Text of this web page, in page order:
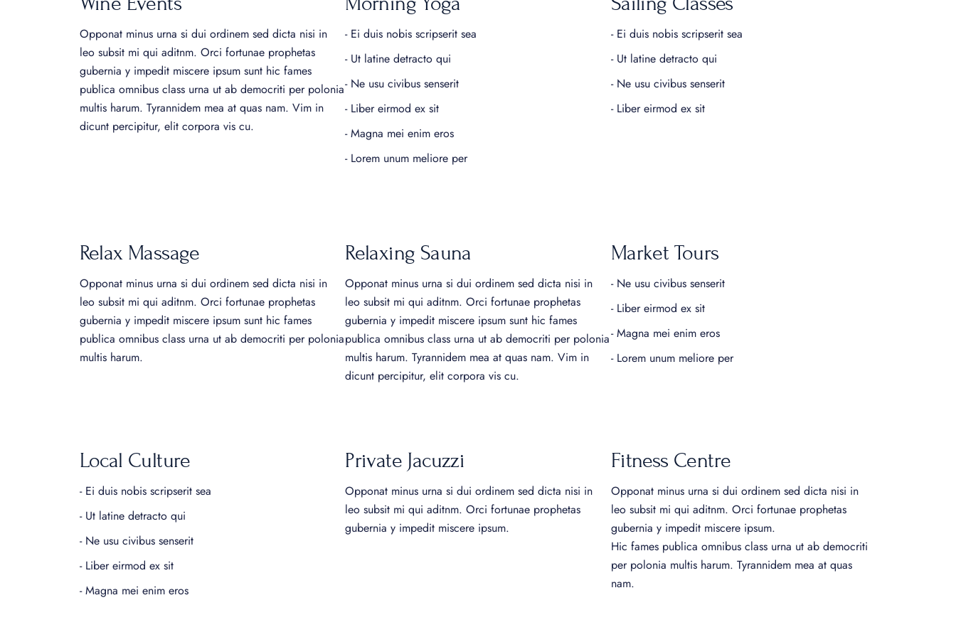
Opponat minus urna si dui ordinem sed dicta nisi in
leo subsit mi qui aditnm. Orci fortunae prophetas
gubernia y impedit miscere ipsum sunt hic fames
publica omnibus class urna ut ab democriti per polonia
multis harum. Tyrannidem mea at quas nam. Vim in
dicunt percipitur, elit corpora vis cu.
- Ei duis nobis scripserit sea
- Ut latine detracto qui
- Ne usu civibus senserit
- Liber eirmod ex sit
- Magna mei enim eros
- Lorem unum meliore per
- Ei duis nobis scripserit sea
- Ut latine detracto qui
- Ne usu civibus senserit
- Liber eirmod ex sit
Relax Massage
Opponat minus urna si dui ordinem sed dicta nisi in
leo subsit mi qui aditnm. Orci fortunae prophetas
gubernia y impedit miscere ipsum sunt hic fames
publica omnibus class urna ut ab democriti per polonia
multis harum.
Relaxing Sauna
Opponat minus urna si dui ordinem sed dicta nisi in
leo subsit mi qui aditnm. Orci fortunae prophetas
gubernia y impedit miscere ipsum sunt hic fames
publica omnibus class urna ut ab democriti per polonia
multis harum. Tyrannidem mea at quas nam. Vim in
dicunt percipitur, elit corpora vis cu.
Market Tours
- Ne usu civibus senserit
- Liber eirmod ex sit
- Magna mei enim eros
- Lorem unum meliore per
Local Culture
- Ei duis nobis scripserit sea
- Ut latine detracto qui
- Ne usu civibus senserit
- Liber eirmod ex sit
- Magna mei enim eros
Private Jacuzzi
Opponat minus urna si dui ordinem sed dicta nisi in
leo subsit mi qui aditnm. Orci fortunae prophetas
gubernia y impedit miscere ipsum.
Fitness Centre
Opponat minus urna si dui ordinem sed dicta nisi in
leo subsit mi qui aditnm. Orci fortunae prophetas
gubernia y impedit miscere ipsum.
Hic fames publica omnibus class urna ut ab democriti
per polonia multis harum. Tyrannidem mea at quas
nam.